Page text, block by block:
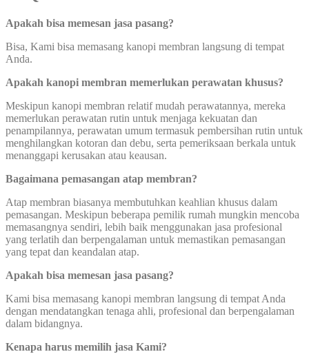
Apakah bisa memesan jasa pasang?
Bisa, Kami bisa memasang kanopi membran langsung di tempat
Anda.
Apakah kanopi membran memerlukan perawatan khusus?
Meskipun kanopi membran relatif mudah perawatannya, mereka
memerlukan perawatan rutin untuk menjaga kekuatan dan
penampilannya, perawatan umum termasuk pembersihan rutin untuk
menghilangkan kotoran dan debu, serta pemeriksaan berkala untuk
menanggapi kerusakan atau keausan.
Bagaimana pemasangan atap membran?
Atap membran biasanya membutuhkan keahlian khusus dalam
pemasangan. Meskipun beberapa pemilik rumah mungkin mencoba
memasangnya sendiri, lebih baik menggunakan jasa profesional
yang terlatih dan berpengalaman untuk memastikan pemasangan
yang tepat dan keandalan atap.
Apakah bisa memesan jasa pasang?
Kami bisa memasang kanopi membran langsung di tempat Anda
dengan mendatangkan tenaga ahli, profesional dan berpengalaman
dalam bidangnya.
Kenapa harus memilih jasa Kami?